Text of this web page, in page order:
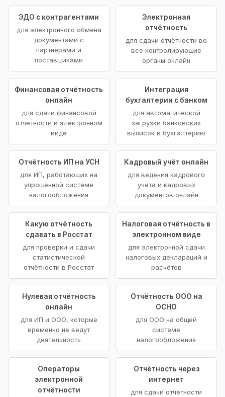
ЭДО с контрагентами
для электронного обмена
документами с
партнёрами и
поставщиками
Электронная
отчётность
для сдачи отчётности во
все контролирующие
органы онлайн
Финансовая отчётность
онлайн
для сдачи финансовой
отчётности в электронном
виде
Интеграция
бухгалтерии с банком
для автоматической
загрузки банковских
выписок в бухгалтерию
Отчётность ИП на УСН
для ИП, работающих на
упрощённой системе
налогообложения
Кадровый учёт онлайн
для ведения кадрового
учёта и кадровых
документов онлайн
Какую отчётность
сдавать в Росстат
для проверки и сдачи
статистической
отчётности в Росстат
Налоговая отчётность в
электронном виде
для электронной сдачи
налоговых деклараций и
расчётов
Нулевая отчётность
онлайн
для ИП и ООО, которые
временно не ведут
деятельность
Отчётность ООО на
ОСНО
для ООО на общей
системе
налогообложения
Операторы
электронной
отчётности
Отчётность через
интернет
для сдачи отчётности